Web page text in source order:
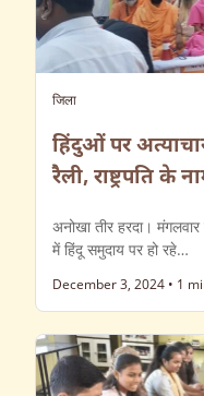
जिला
हिंदुओं पर
रैली, राष्ट्रपति के
अनोखा तीर हरदा। मंगलवार
में हिंदू समुदाय पर हो रहे…
December 3, 2024 • 1